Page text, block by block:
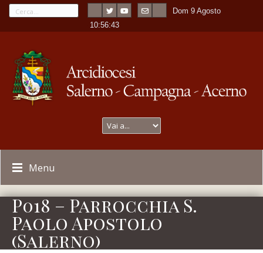
Dom 9 Agosto
10:56:43
Menu
P018 – Parrocchia S.
Paolo Apostolo
(Salerno)